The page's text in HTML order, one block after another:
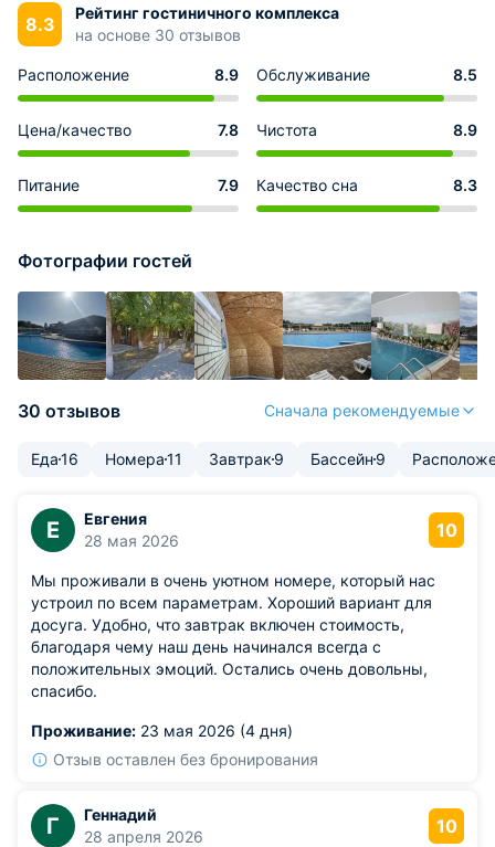
8.3
Рейтинг гостиничного комплекса
на основе 30 отзывов
Расположение 8.9 Обслуживание 8.5
Цена/качество 7.8 Чистота 8.9
Питание 7.9 Качество сна 8.3
Фотографии гостей
30 отзывов Сначала рекомендуемые
Еда16 Номера11 Завтрак 9 Бассейн 9
Е
Евгения
28 мая 2026
10
Мы проживали в очень уютном номере, который нас
устроил по всем параметрам. Хороший вариант для
досуга. Удобно, что завтрак включен стоимость,
благодаря чему наш день начинался всегда с
положительных эмоций. Остались очень довольны,
спасибо.
Проживание: 23 мая 2026 (4 дня)
Отзыв оставлен без бронирования
Г
Геннадий
28 апреля 2026
10